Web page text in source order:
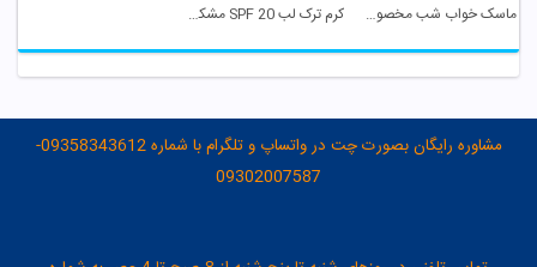
ماسک خواب شب مخصوص لب ژنوبایوتیک کرم ترک لب SPF 20 مشکی دکتر ژیلا
مشاوره رایگان بصورت چت در واتساپ و تلگرام با شماره 09358343612-
09302007587